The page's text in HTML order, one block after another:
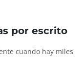
por escrito
cuando hay miles